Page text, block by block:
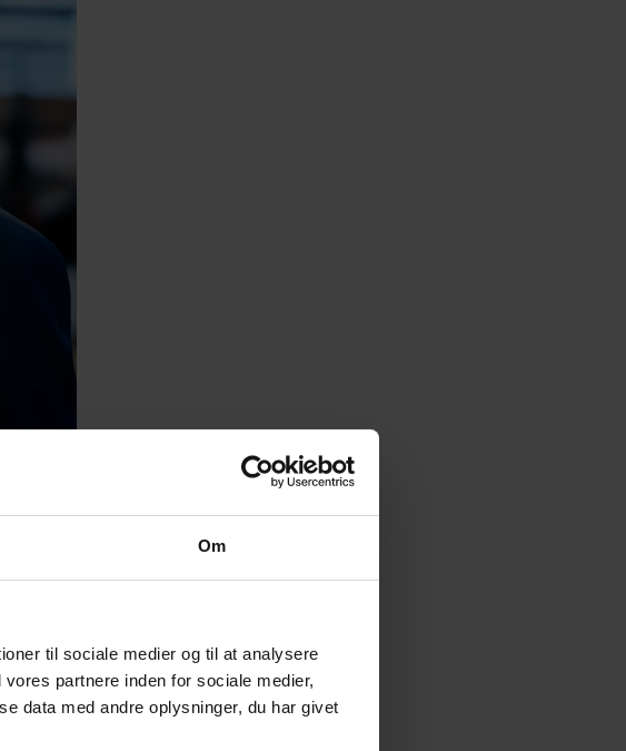
Om
til sociale medier og til at analysere
partnere inden for sociale medier,
data med andre oplysninger, du har givet